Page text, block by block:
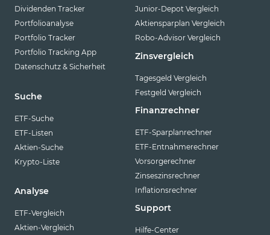
VanEck
Virtune
WisdomTree
XACT
Xtrackers
YourIndex
Dividenden Tracker
Portfolioanalyse
Portfolio Tracker
Portfolio Tracking App
Datenschutz & Sicherheit
Suche
ETF-Suche
ETF-Listen
Aktien-Suche
Krypto-Liste
Analyse
ETF-Vergleich
Aktien-Vergleich
Junior-Depot Vergleich
Aktiensparplan Vergleich
Robo-Advisor Vergleich
Zinsvergleich
Tagesgeld Vergleich
Festgeld Vergleich
Finanzrechner
ETF-Sparplanrechner
ETF-Entnahmerechner
Vorsorgerechner
Zinseszinsrechner
Inflationsrechner
Support
Hilfe-Center